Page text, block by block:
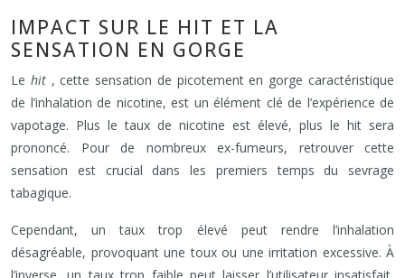
IMPACT SUR LE HIT ET LA
SENSATION EN GORGE
Le hit , cette sensation de picotement en gorge caractéristique
de l’inhalation de nicotine, est un élément clé de l’expérience de
vapotage. Plus le taux de nicotine est élevé, plus le hit sera
prononcé. Pour de nombreux ex-fumeurs, retrouver cette
sensation est crucial dans les premiers temps du sevrage
tabagique.
Cependant, un taux trop élevé peut rendre l’inhalation
désagréable, provoquant une toux ou une irritation excessive. À